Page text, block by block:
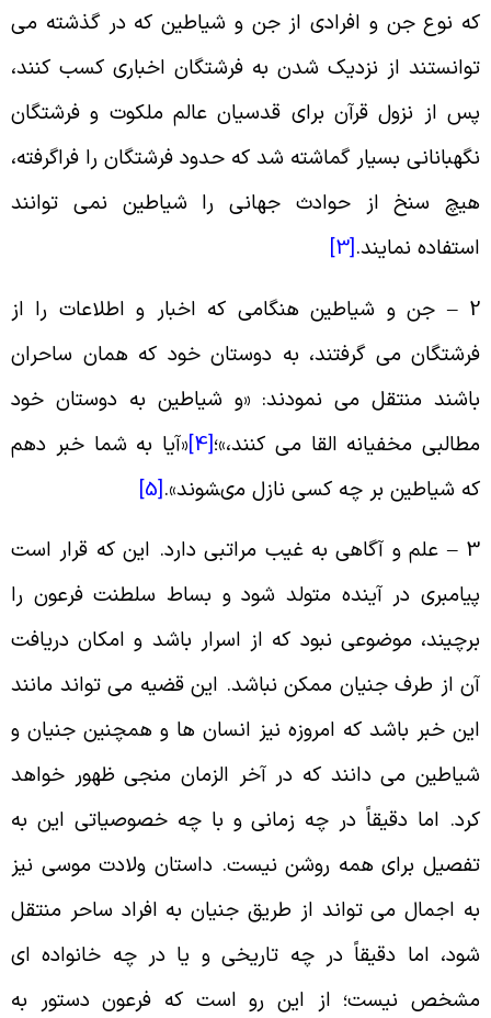
نوع جن و افرادى از جن و شیاطین که در گذشته مى
از نزدیک شدن به فرشتگان اخباری کسب کنند،
از نزول قرآن براى قدسیان عالم ملکوت و فرشتگان
بسیار گماشته شد که حدود فرشتگان را فراگرفته،
سنخ از حوادث جهانى را شیاطین نمى‏ توانند
نمایند.[3]
2 – جن و شیاطین هنگامی که اخبار و اطلاعات را از
می گرفتند، به دوستان خود که همان ساحران
منتقل می نمودند: «و شیاطین به دوستان خود
مخفیانه القا مى ‏کنند،»؛[4]
«آیا به شما خبر دهم
شیاطین بر چه کسى نازل مى‏شوند».[5]
3 – علم و آگاهی به غیب مراتبی دارد. این که قرار است
در آینده متولد شود و بساط سلطنت فرعون را
موضوعی نبود که از اسرار باشد و امکان دریافت
از طرف جنیان ممکن نباشد. این قضیه می تواند مانند
خبر باشد که امروزه نیز انسان ها و همچنین جنیان و
می دانند که در آخر الزمان منجی ظهور خواهد
اما دقیقاً در چه زمانی و با چه خصوصیاتی این به
برای همه روشن نیست. داستان ولادت موسی نیز
اجمال می تواند از طریق جنیان به افراد ساحر منتقل
اما دقیقاً در چه تاریخی و یا در چه خانواده ای
نیست؛ از این رو است که فرعون دستور به